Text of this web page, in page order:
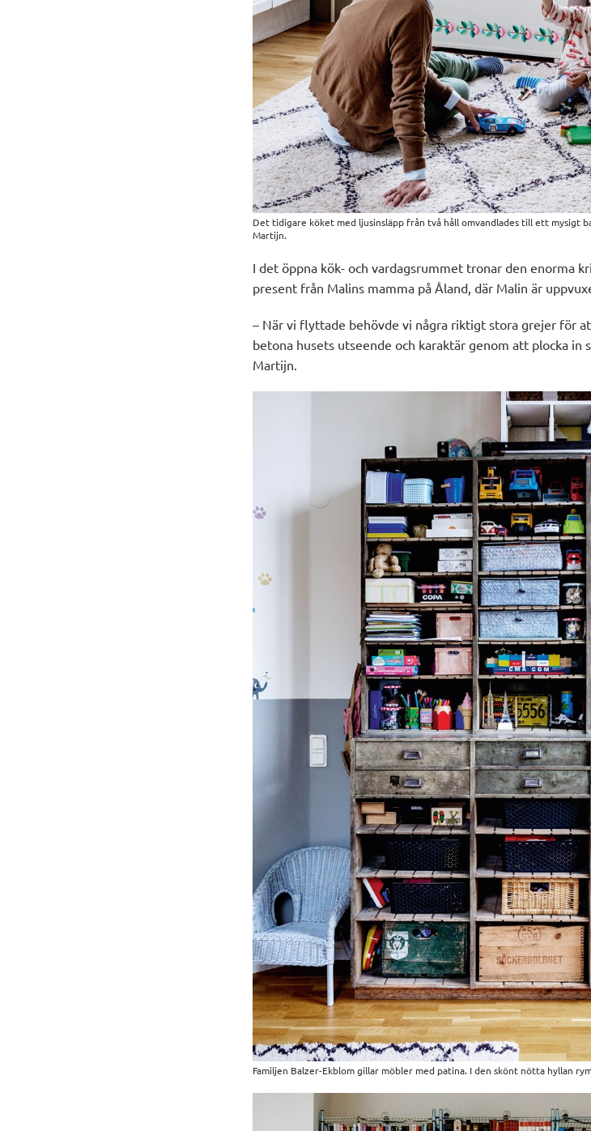
Det tidigare köket med ljusinsläpp från två håll omvandlades till ett mysigt
Martijn.
I det öppna kök- och vardagsrummet tronar den enorma
present från Malins mamma på Åland, där Malin är
– När vi flyttade behövde vi några riktigt stora grejer för
betona husets utseende och karaktär genom att plocka
Martijn.
Familjen Balzer-Ekblom gillar möbler med patina. I den skönt nötta hyllan